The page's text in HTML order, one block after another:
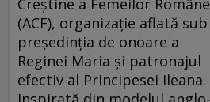
Creştine a Femeilor Române
(ACF), organizaţie aflată sub
preşedinţia de onoare a
Reginei Maria şi patronajul
efectiv al Principesei Ileana.